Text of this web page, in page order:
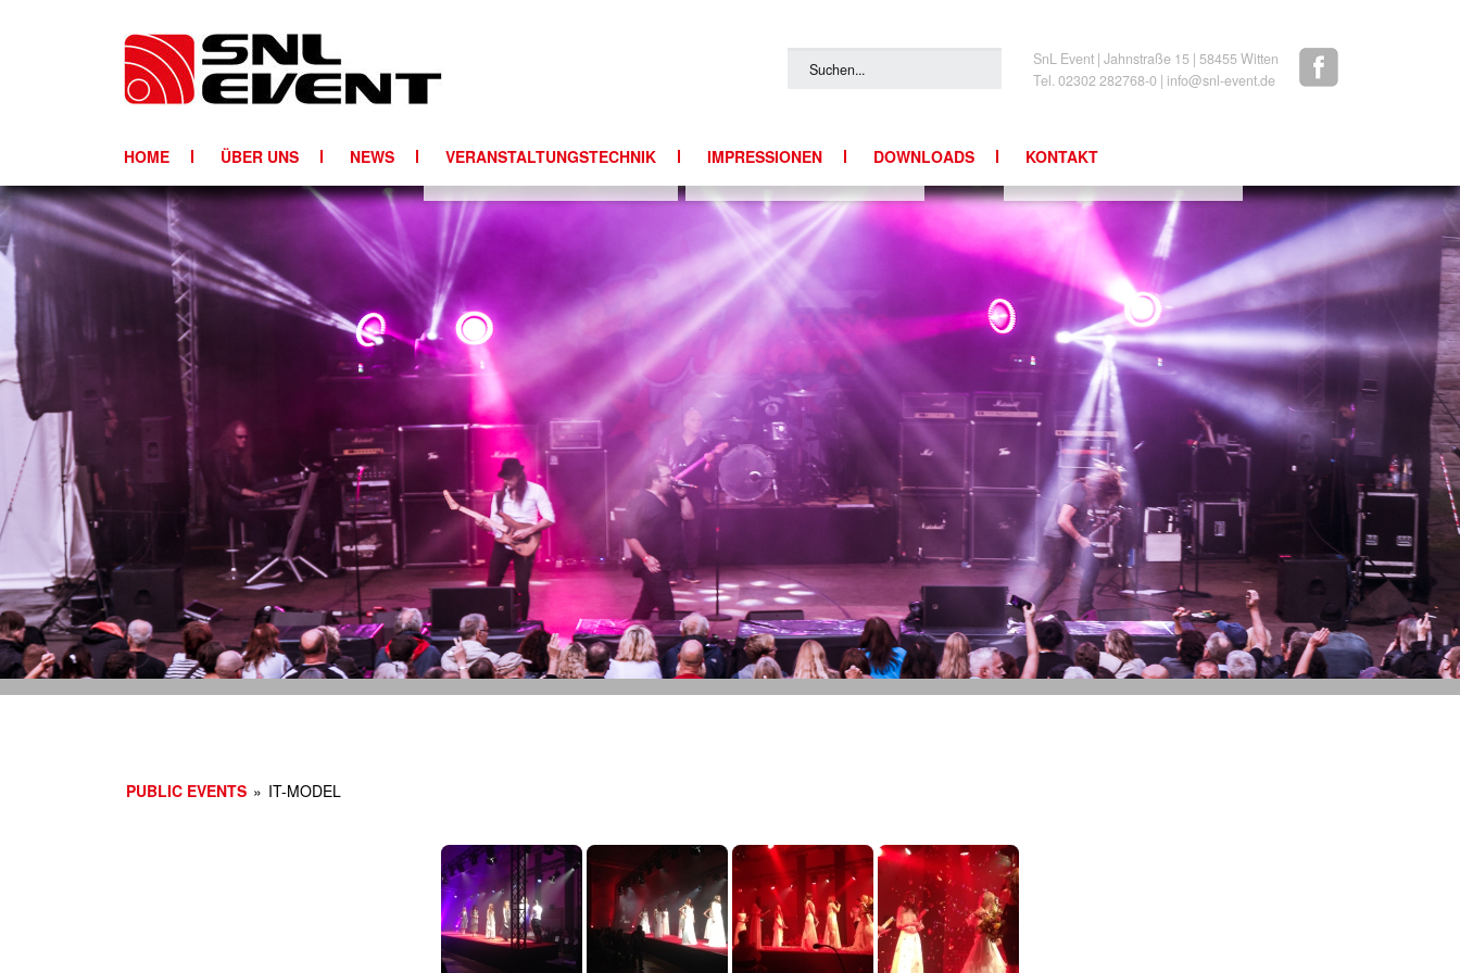
HOME ÜBER UNS NEWS VERANSTALTUNGSTECHNIK
TONTECHNIK
LICHTTECHNIK
PARTY-ANLAGEN
DJ-EQUIPMENT
AIRLIGHT
BÜHNE & RIGGING
MEDIENTECHNIK
SHOW- & SPEZIALEFFEKTE
ROADSHOW
MESSEBAU /
MESSEAUSSTATTUNG
GEBRAUCHTE
VERANSTALTUNGSTECHNIK
IMPRESSIONEN
FOTOS
DOWNLOADS KONTAKT
NEWSLETTER
IMPRESSUM/AGBS
SnL Event | Jahnstraße 15 | 58455 Witten
Tel. 02302 282768-0 | info@snl-event.de
Startseite»Impressionen»Public Events
PUBLIC EVENTS » IT-MODEL